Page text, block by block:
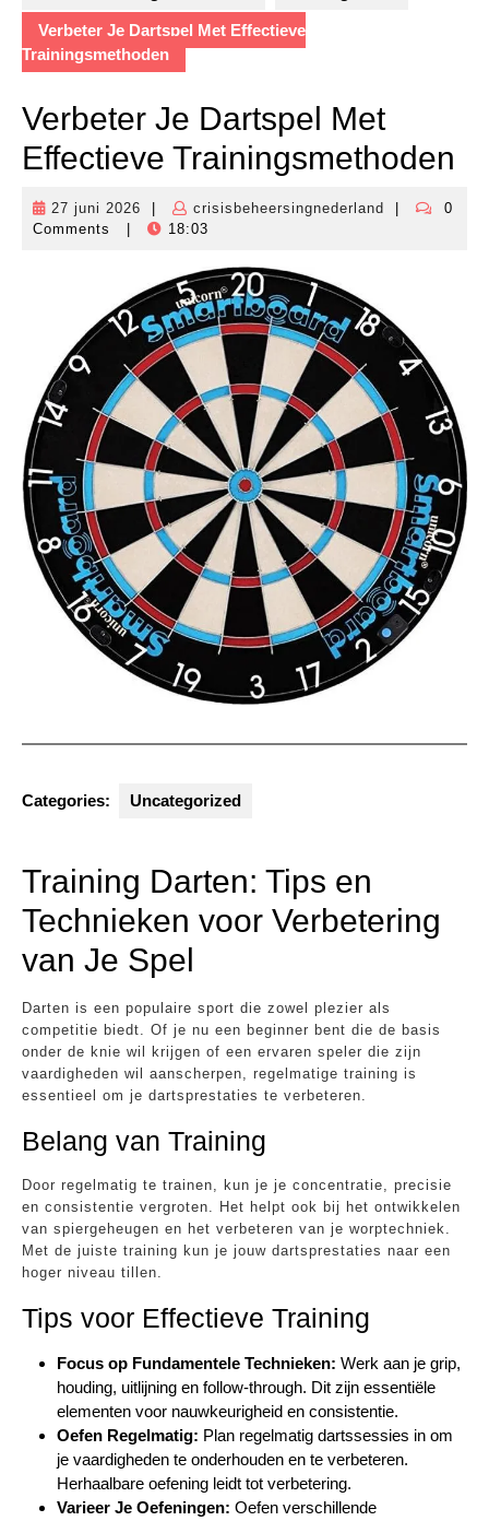
Verbeter Je Dartspel Met Effectieve
Trainingsmethoden
Verbeter Je Dartspel Met
Effectieve Trainingsmethoden
27 juni 2026
27
juni
crisisbeheersingnederland
0
Comments
18:03
Categories: Uncategorized
Training Darten: Tips en
Technieken voor Verbetering
van Je Spel
Darten is een populaire sport die zowel plezier als
competitie biedt. Of je nu een beginner bent die de basis
onder de knie wil krijgen of een ervaren speler die zijn
vaardigheden wil aanscherpen, regelmatige training is
essentieel om je dartsprestaties te verbeteren.
Belang van Training
Door regelmatig te trainen, kun je je concentratie, precisie
en consistentie vergroten. Het helpt ook bij het ontwikkelen
van spiergeheugen en het verbeteren van je worptechniek.
Met de juiste training kun je jouw dartsprestaties naar een
hoger niveau tillen.
Tips voor Effectieve Training
Focus op Fundamentele Technieken: Werk aan je grip,
houding, uitlijning en follow-through. Dit zijn essentiële
elementen voor nauwkeurigheid en consistentie.
Oefen Regelmatig: Plan regelmatig dartssessies in om
je vaardigheden te onderhouden en te verbeteren.
Herhaalbare oefening leidt tot verbetering.
Varieer Je Oefeningen: Oefen verschillende